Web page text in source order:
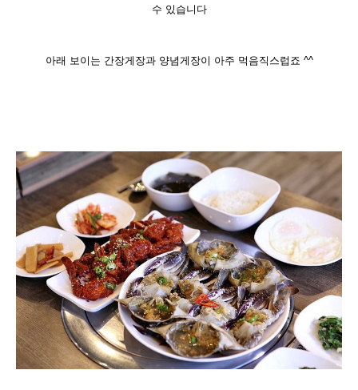
수 있습니다
아래 보이는 간장게장과 양념게장이 아주 먹음직스럽죠 ^^